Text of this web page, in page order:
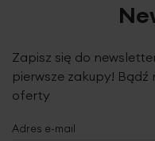
skład: tworzywo
Zapisz się do
pierwsze zakupy!
oferty
Adres e-mail